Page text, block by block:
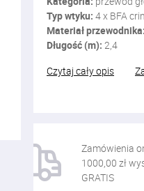
Typ wtyku: 4 x BFA
Materiał przewodnika:
Długość (m): 2,4
Czytaj cały opis
Zamówienia
1000,00 zł
GRATIS